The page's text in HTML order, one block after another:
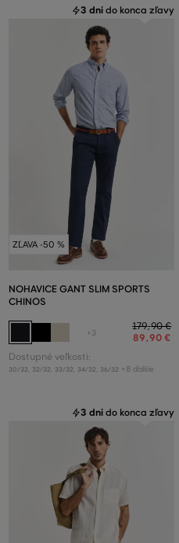
3 dni do konca zľavy
ZĽAVA -50 %
NOHAVICE GANT SLIM SPORTS
CHINOS
+3
179,90 €
89,90 €
Dostupné veľkosti:
30/32 32/32 33/32 34/32 36/32 +8 ďalšie
3 dni do konca zľavy